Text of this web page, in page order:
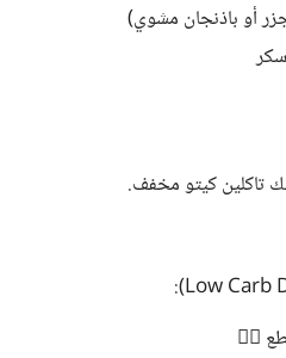
أو باذنجان مشوي)
تاكلين كيتو مخفف.
🧘‍♀️